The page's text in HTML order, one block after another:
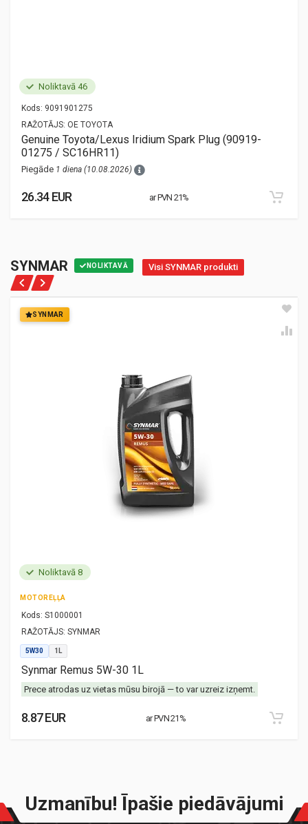
Noliktavā 46
Kods: 9091901275
RAŽOTĀJS: OE TOYOTA
Genuine Toyota/Lexus Iridium Spark Plug (90919-
01275 / SC16HR11)
Piegāde 1 diena (10.08.2026)
26.34 EUR ar PVN 21%
SYNMAR NOLIKTAVĀ Visi SYNMAR produkti
SYNMAR
Noliktavā 8
MOTOREĻĻA
Kods: S1000001
RAŽOTĀJS: SYNMAR
5W30 1L
Synmar Remus 5W-30 1L
Prece atrodas uz vietas mūsu birojā — to var uzreiz izņemt.
8.87 EUR ar PVN 21%
Uzmanību! Īpašie piedāvājumi